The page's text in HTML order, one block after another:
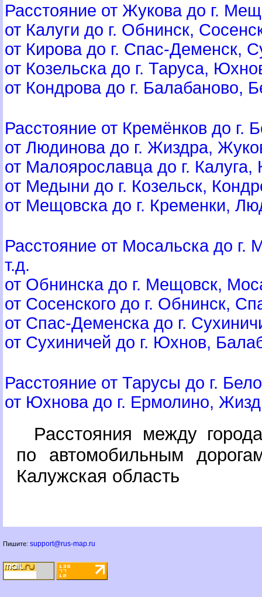
Расстояние от Жукова до г.
от Калуги до г. Обнинск,
от Кирова до г. Спас-Деменск,
от Козельска до г. Таруса,
от Кондрова до г. Балабаново,
Расстояние от Кремёнков до г.
от Людинова до г. Жиздра,
от Малоярославца до г. Калуга,
от Медыни до г. Козельск,
от Мещовска до г. Кременки,
Расстояние от Мосальска до
т.д.
от Обнинска до г. Мещовск,
от Сосенского до г. Обнинск,
от Спас-Деменска до г.
от Сухиничей до г. Юхнов,
Расстояние от Тарусы до г.
от Юхнова до г. Ермолино,
Расстояния между
по автомобильным
Калужская область
Пишите: support@rus-map.ru